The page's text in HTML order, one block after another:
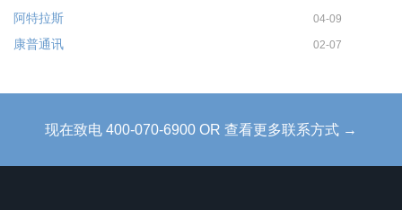
阿特拉斯 04-09
康普通讯 02-07
现在致电 400-070-6900 OR 查看更多联系方式 →